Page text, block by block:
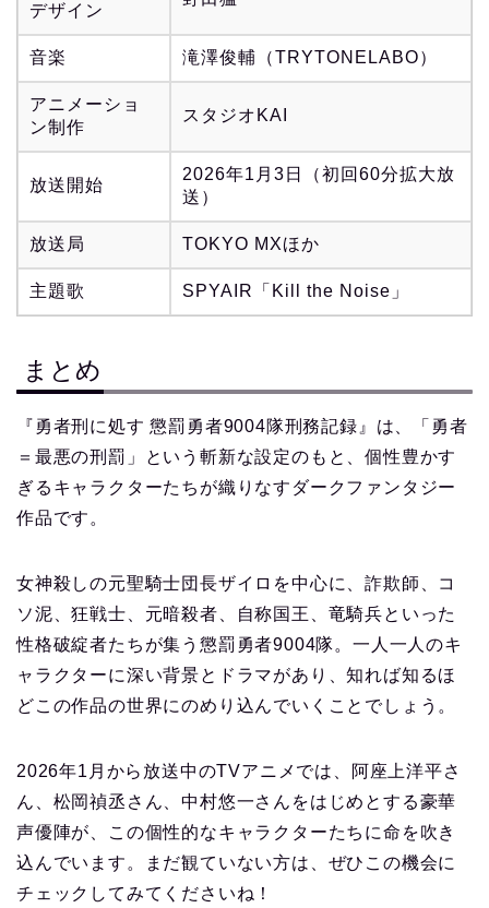
デザイン
音楽 滝澤俊輔（TRYTONELABO）
アニメーショ
ン制作
スタジオKAI
放送開始
2026年1月3日（初回60分拡大放
送）
放送局 TOKYO MXほか
主題歌 SPYAIR「Kill the Noise」
まとめ
『勇者刑に処す 懲罰勇者9004隊刑務記録』は、「勇者
＝最悪の刑罰」という斬新な設定のもと、個性豊かす
ぎるキャラクターたちが織りなすダークファンタジー
作品です。
女神殺しの元聖騎士団長ザイロを中心に、詐欺師、コ
ソ泥、狂戦士、元暗殺者、自称国王、竜騎兵といった
性格破綻者たちが集う懲罰勇者9004隊。一人一人のキ
ャラクターに深い背景とドラマがあり、知れば知るほ
どこの作品の世界にのめり込んでいくことでしょう。
2026年1月から放送中のTVアニメでは、阿座上洋平さ
ん、松岡禎丞さん、中村悠一さんをはじめとする豪華
声優陣が、この個性的なキャラクターたちに命を吹き
込んでいます。まだ観ていない方は、ぜひこの機会に
チェックしてみてくださいね！